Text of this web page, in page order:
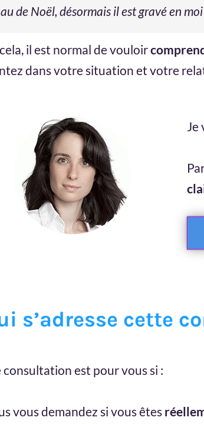
de Noël, désormais il est gravé en
il est normal de vouloir
dans votre situation et votre
Je
s’adresse cette
consultation est pour vous si :
vous demandez si vous êtes